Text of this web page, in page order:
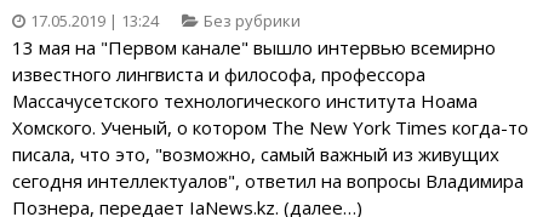
17.05.2019 | 13:24 Без рубрики
13 мая на "Первом канале" вышло интервью всемирно
известного лингвиста и философа, профессора
Массачусетского технологического института Ноама
Хомского. Ученый, о котором The New York Times когда-то
писала, что это, "возможно, самый важный из живущих
сегодня интеллектуалов", ответил на вопросы Владимира
Познера, передает IaNews.kz. (далее…)